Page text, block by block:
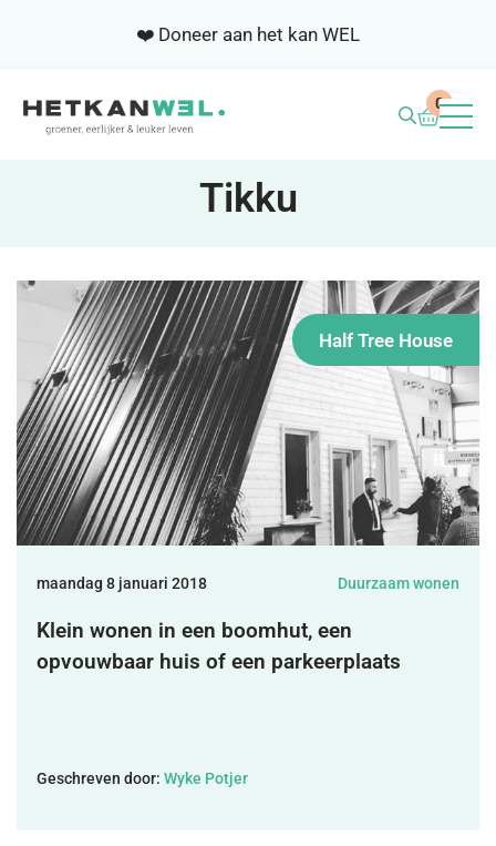
❤️ Doneer aan het kan WEL
SAMENWERKEN
NIEUWSBRIEF
OVER ONS
DONEREN
MIJN ACCOUNT
0
Tikku
Half Tree House
maandag 8 januari 2018 Duurzaam wonen
Klein wonen in een boomhut, een
opvouwbaar huis of een parkeerplaats
Geschreven door: Wyke Potjer